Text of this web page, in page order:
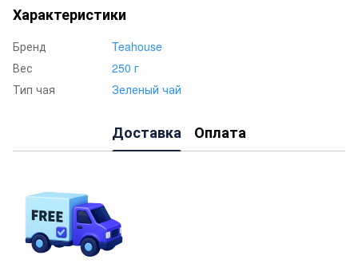
Характеристики
Бренд
Teahouse
Вес
250 г
Тип чая
Зеленый чай
Доставка Оплата